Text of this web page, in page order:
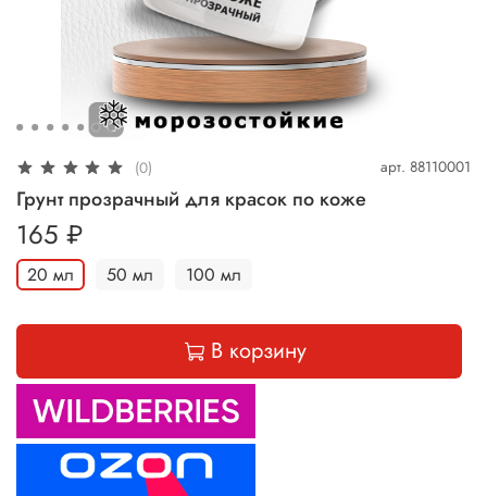
(0) арт. 88110001
Грунт прозрачный для красок по коже
165 ₽
20 мл 50 мл 100 мл
В корзину